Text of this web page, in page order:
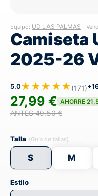
Equipo: UD LAS PALMAS
Camiseta
2025-26
5.0★★★★★(171)
27,99 € AHORRE
ANTES 49,50 €
Talla (Guía de tallas)
S M
Estilo